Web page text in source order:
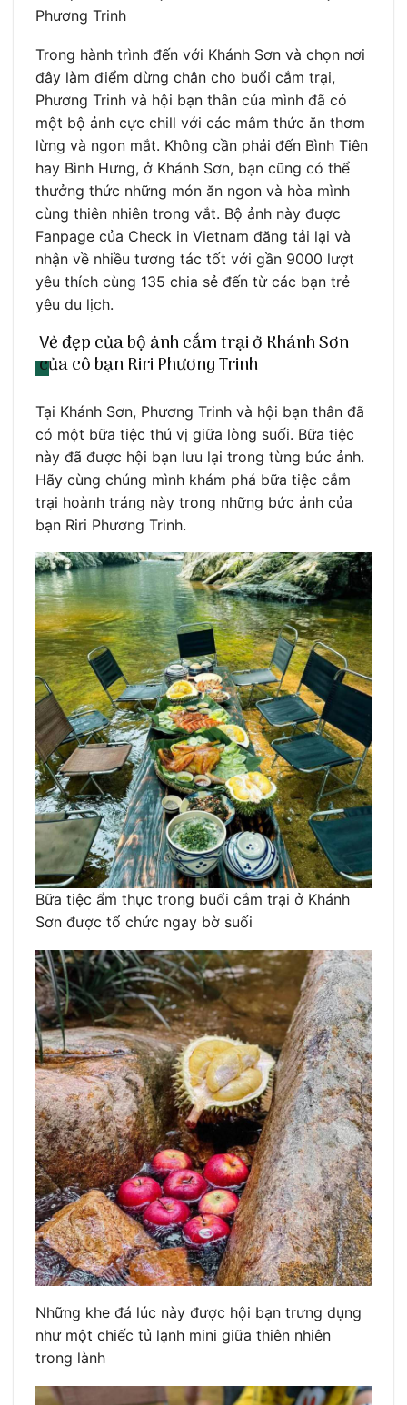
Phương Trinh
Trong hành trình đến với Khánh Sơn và chọn nơi
đây làm điểm dừng chân cho buổi cắm trại,
Phương Trinh và hội bạn thân của mình đã có
một bộ ảnh cực chill với các mâm thức ăn thơm
lừng và ngon mắt. Không cần phải đến Bình Tiên
hay Bình Hưng, ở Khánh Sơn, bạn cũng có thể
thưởng thức những món ăn ngon và hòa mình
cùng thiên nhiên trong vắt. Bộ ảnh này được
Fanpage của Check in Vietnam đăng tải lại và
nhận về nhiều tương tác tốt với gần 9000 lượt
yêu thích cùng 135 chia sẻ đến từ các bạn trẻ
yêu du lịch.
Vẻ đẹp của bộ ảnh cắm trại ở Khánh Sơn
của cô bạn Riri Phương Trinh
Tại Khánh Sơn, Phương Trinh và hội bạn thân đã
có một bữa tiệc thú vị giữa lòng suối. Bữa tiệc
này đã được hội bạn lưu lại trong từng bức ảnh.
Hãy cùng chúng mình khám phá bữa tiệc cắm
trại hoành tráng này trong những bức ảnh của
bạn Riri Phương Trinh.
Bữa tiệc ẩm thực trong buổi cắm trại ở Khánh
Sơn được tổ chức ngay bờ suối
Những khe đá lúc này được hội bạn trưng dụng
như một chiếc tủ lạnh mini giữa thiên nhiên
trong lành